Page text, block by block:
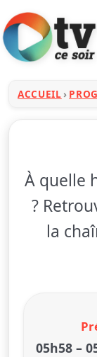
ACCUEIL
À quelle
?
la
05h58–